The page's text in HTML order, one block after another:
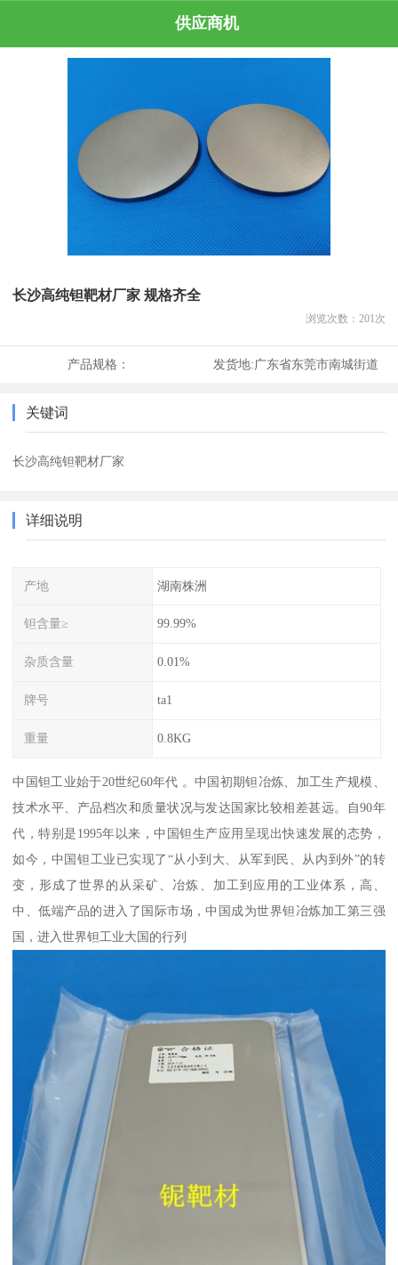
供应商机
长沙高纯钽靶材厂家 规格齐全
浏览次数： 201 次
产品规格： 发货地:广东省东莞市南城街道
关键词
长沙高纯钽靶材厂家
详细说明
产地 湖南株洲
钽含量≥ 99.99%
杂质含量 0.01%
牌号 ta1
重量 0.8KG
中国钽工业始于20世纪60年代 。中国初期钽冶炼、加工生产规模、
技术水平、产品档次和质量状况与发达国家比较相差甚远。自90年
代，特别是1995年以来，中国钽生产应用呈现出快速发展的态势，
如今，中国钽工业已实现了“从小到大、从军到民、从内到外”的转
变，形成了世界的从采矿、冶炼、加工到应用的工业体系，高、
中、低端产品的进入了国际市场，中国成为世界钽冶炼加工第三强
国，进入世界钽工业大国的行列